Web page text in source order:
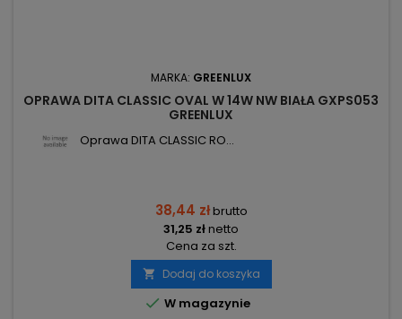
MARKA: GREENLUX
OPRAWA DITA CLASSIC OVAL W 14W NW BIAŁA GXPS053
GREENLUX
Oprawa DITA CLASSIC RO...
38,44 złbrutto
31,25 złnetto
Cena za szt.
 Dodaj do koszyka
 W magazynie